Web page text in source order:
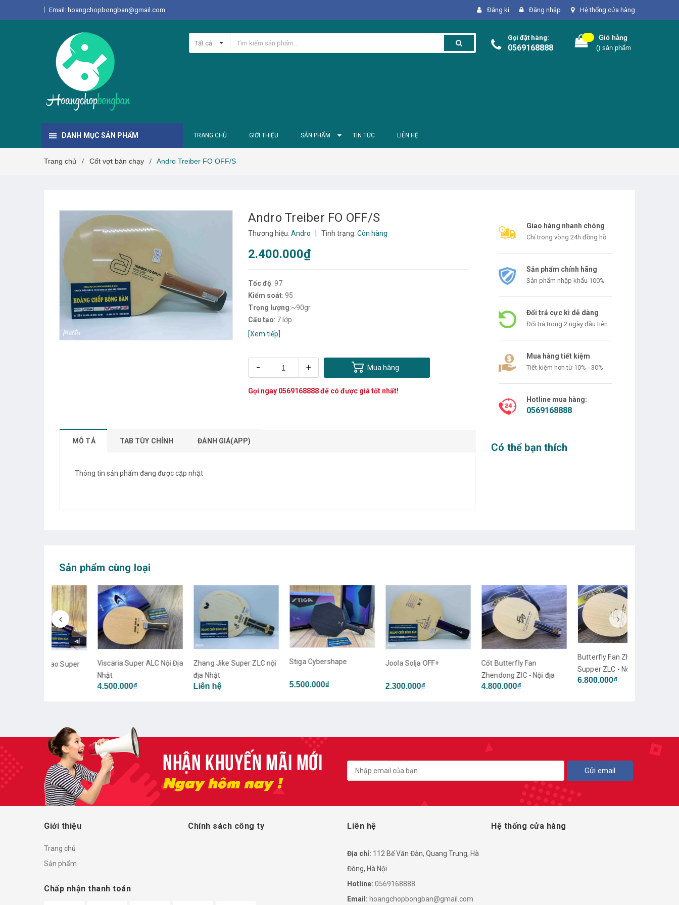
Email: hoangchopbongban@gmail.com Đăng kí Đăng nhập Hệ thống cửa hàng
Tất cả
Gọi đặt hàng:
0569168888
Giỏ hàng
() sản phẩm
DANH MỤC SẢN PHẨM TRANG CHỦ GIỚI THIỆU SẢN PHẨM TIN TỨC LIÊN HỆ
Trang chủ / Cốt vợt bán chạy / Andro Treiber FO OFF/S
Andro Treiber FO OFF/S
Thương hiệu: Andro Tình trạng: Còn hàng
2.400.000₫
Tốc độ: 97
Kiểm soát: 95
Trọng lượng:~90gr
Cấu tạo: 7 lớp
[Xem tiếp]
- + Mua hàng
Gọi ngay 0569168888để có được giá tốt nhất!
MÔ TẢ TAB TÙY CHỈNH ĐÁNH GIÁ(APP)
Thông tin sản phẩm đang được cập nhật
Giao hàng nhanh chóng
Chỉ trong vòng 24h đồng hồ
Sản phẩm chính hãng
Sản phẩm nhập khẩu 100%
Đổi trả cực kì dễ dàng
Đổi trả trong 2 ngày đầu tiên
Mua hàng tiết kiệm
Tiết kiệm hơn từ 10% - 30%
Hotline mua hàng:
0569168888
Có thể bạn thích
Sản phẩm cùng loại
Viscaria Super ALC Nội Địa
Zhang Jike Super ZLC nội
Stiga Cybershape Joola Solja OFF+
Cốt Butterfly Fan
Zhendong ZlC - Nội địa
Butterfly Fan Zhendong
Supper ZLC - Nội địa Nhật
6.800.000₫
Gửi email
Giới thiệu
Trang chủ
Sản phẩm
Chính sách công ty
Chấp nhận thanh toán
Liên hệ
Địa chỉ: 112 Bế Văn Đàn, Quang Trung, Hà
Đông, Hà Nội
Hotline: 0569168888
Email: hoangchopbongban@gmail.com
Hệ thống cửa hàng